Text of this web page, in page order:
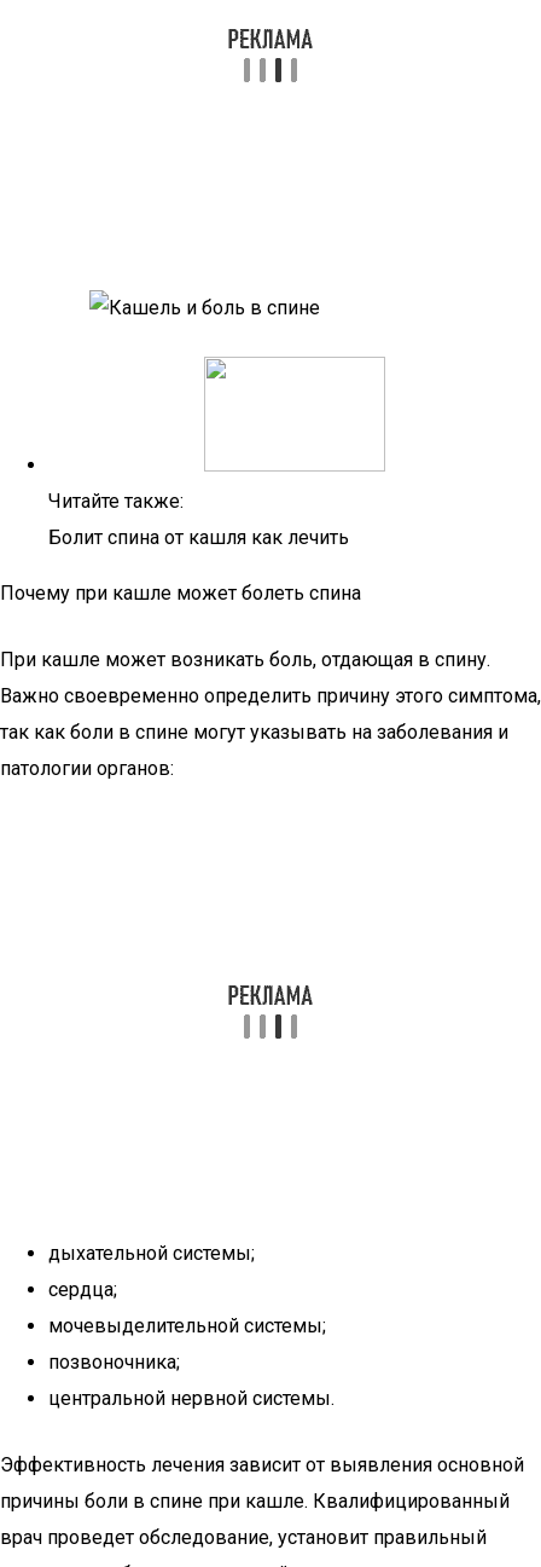
Читайте также:
Болит спина от кашля как лечить
Почему при кашле может болеть спина
При кашле может возникать боль, отдающая в спину.
Важно своевременно определить причину этого симптома,
так как боли в спине могут указывать на заболевания и
патологии органов:
дыхательной системы;
сердца;
мочевыделительной системы;
позвоночника;
центральной нервной системы.
Эффективность лечения зависит от выявления основной
причины боли в спине при кашле. Квалифицированный
врач проведет обследование, установит правильный